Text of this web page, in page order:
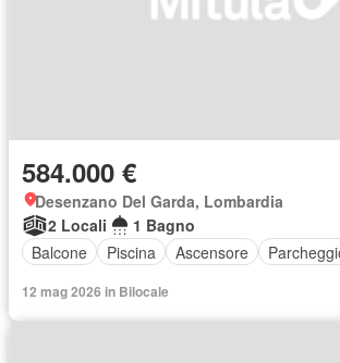
584.000 €
Desenzano Del Garda, Lombardia
2 Locali
1 Bagno
Balcone
Piscina Ascensore
12 mag 2026 in Bilocale